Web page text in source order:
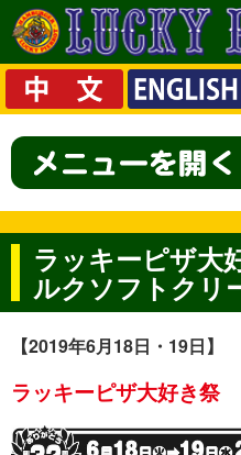
ラッキーピザ大
ルクソフトクリ
【2019年6月18日・19日】
ラッキーピザ大好き祭